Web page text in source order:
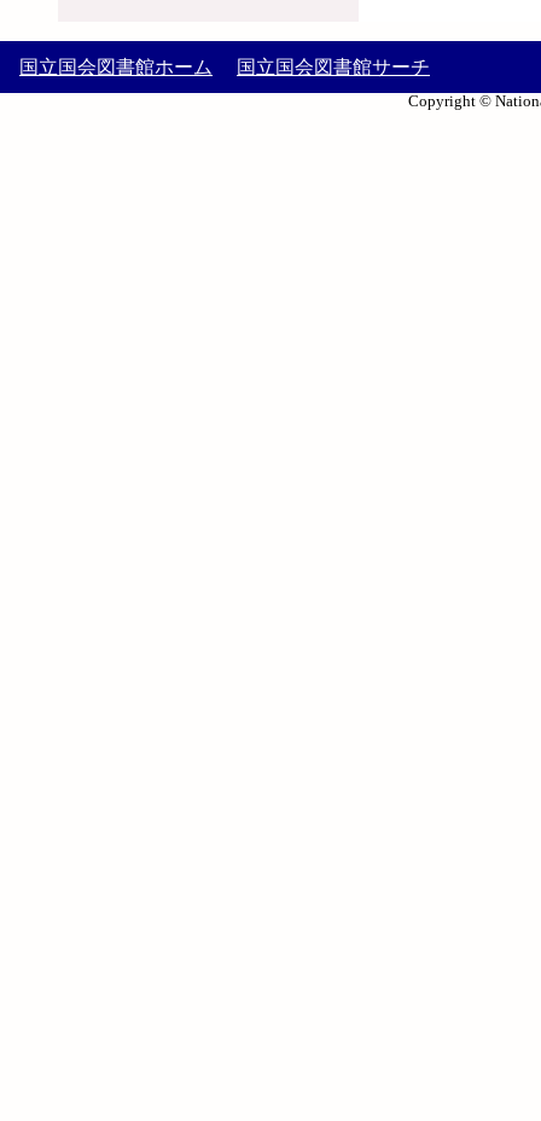
国立国会図書館ホーム 国立国会図書館サーチ
Copyright ©